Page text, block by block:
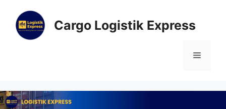
Cargo Logistik Express